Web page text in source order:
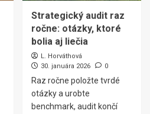
Strategický audit raz
ročne: otázky, ktoré
bolia aj liečia
L. Horváthová
30. januára 2026
0
Raz ročne položte tvrdé
otázky a urobte
benchmark, audit končí